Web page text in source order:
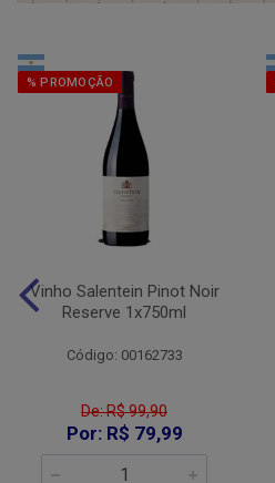
% PROMOÇÃO
Vinho Salentein Pinot Noir
Reserve 1x750ml
Código: 00162733
De: R$ 99,90
Por: R$ 79,99